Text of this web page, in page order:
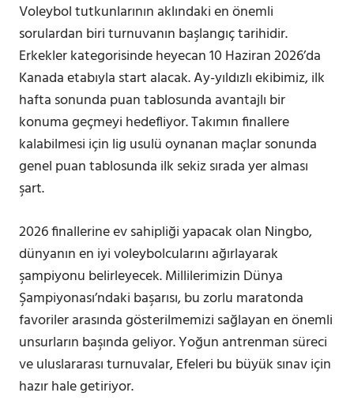
Voleybol tutkunlarının aklındaki en önemli
sorulardan biri turnuvanın başlangıç tarihidir.
Erkekler kategorisinde heyecan 10 Haziran 2026’da
Kanada etabıyla start alacak. Ay-yıldızlı ekibimiz, ilk
hafta sonunda puan tablosunda avantajlı bir
konuma geçmeyi hedefliyor. Takımın finallere
kalabilmesi için lig usulü oynanan maçlar sonunda
genel puan tablosunda ilk sekiz sırada yer alması
şart.
2026 finallerine ev sahipliği yapacak olan Ningbo,
dünyanın en iyi voleybolcularını ağırlayarak
şampiyonu belirleyecek. Millilerimizin Dünya
Şampiyonası’ndaki başarısı, bu zorlu maratonda
favoriler arasında gösterilmemizi sağlayan en önemli
unsurların başında geliyor. Yoğun antrenman süreci
ve uluslararası turnuvalar, Efeleri bu büyük sınav için
hazır hale getiriyor.